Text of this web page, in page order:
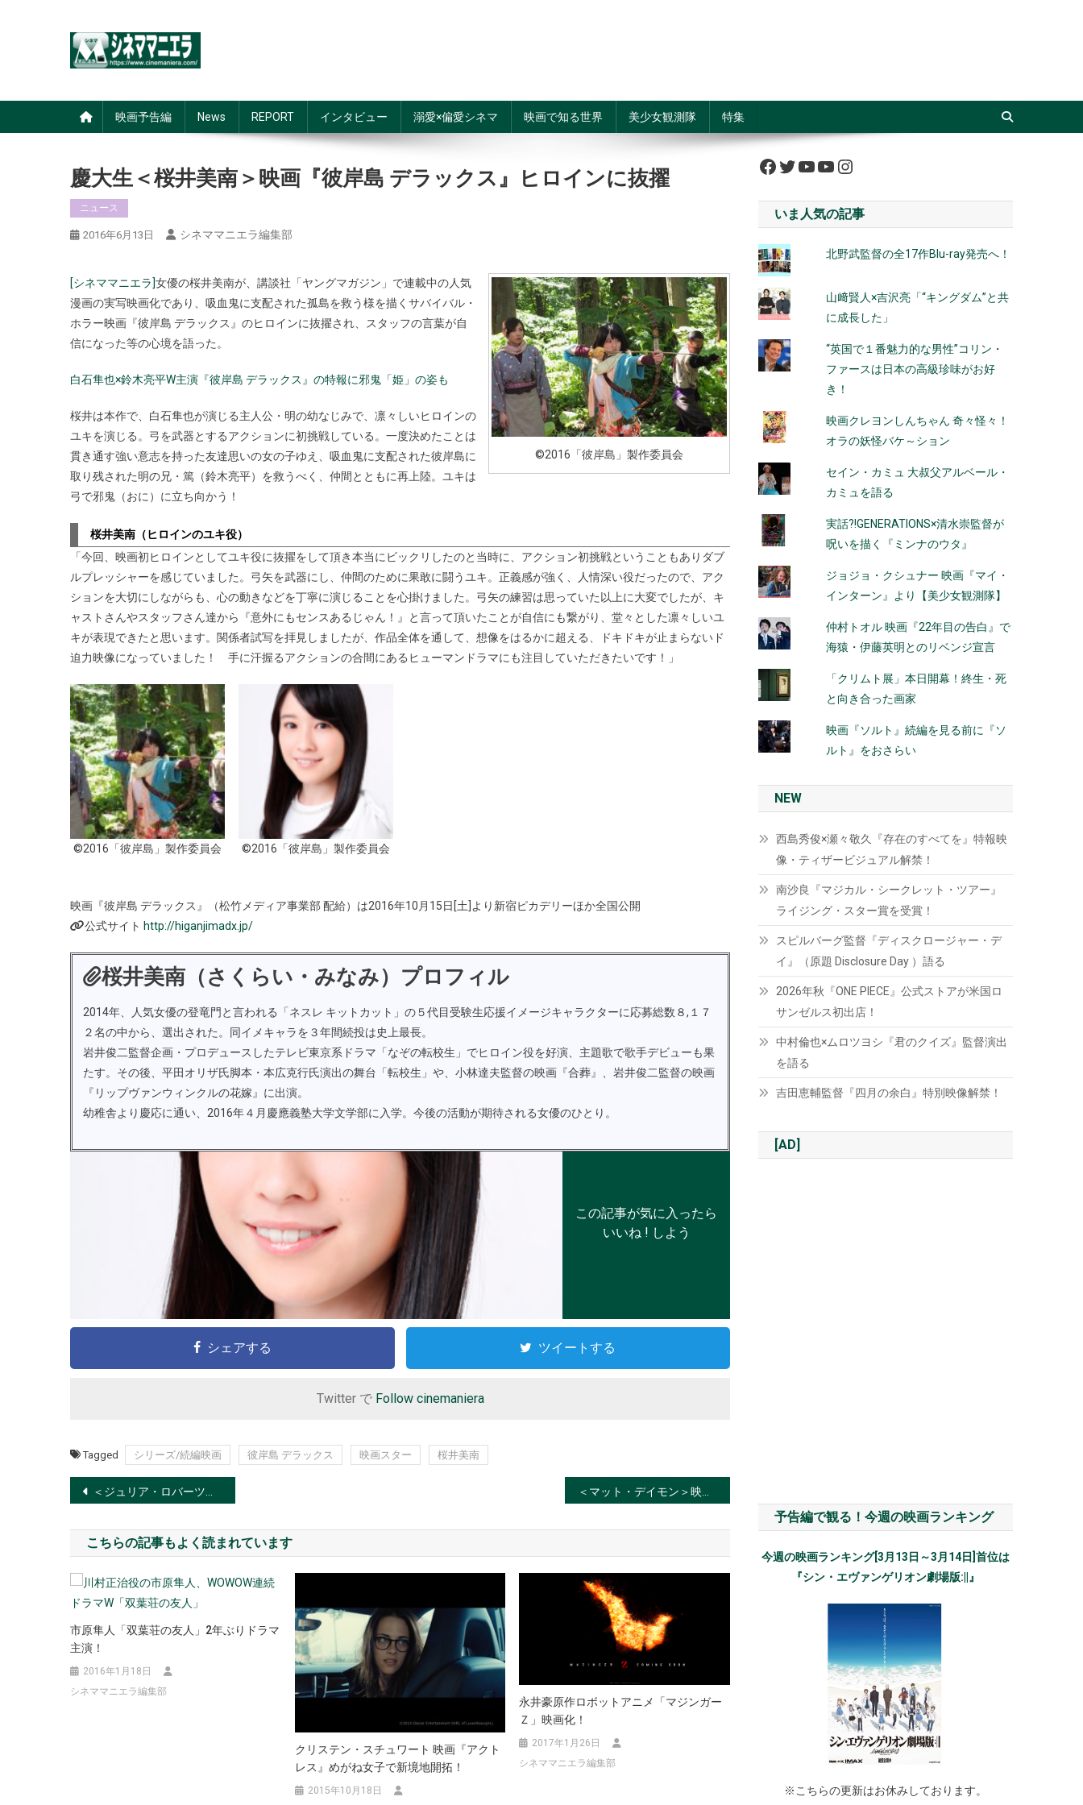
映画予告編 News REPORT インタビュー 溺愛×偏愛シネマ 映画で知る世界 美少女観測隊 特集
慶大生＜桜井美南＞映画『彼岸島 デラックス』ヒロインに抜擢
ニュース
2016年6月13日 シネママニエラ編集部
©2016「彼岸島」製作委員会
[シネママニエラ]女優の桜井美南が、講談社「ヤングマガジン」で連載中の人気
漫画の実写映画化であり、吸血鬼に支配された孤島を救う様を描くサバイバル・
ホラー映画『彼岸島 デラックス』のヒロインに抜擢され、スタッフの言葉が自
信になった等の心境を語った。
白石隼也×鈴木亮平W主演『彼岸島 デラックス』の特報に邪鬼「姫」の姿も
桜井は本作で、白石隼也が演じる主人公・明の幼なじみで、凛々しいヒロインの
ユキを演じる。弓を武器とするアクションに初挑戦している。一度決めたことは
貫き通す強い意志を持った友達思いの女の子ゆえ、吸血鬼に支配された彼岸島に
取り残された明の兄・篤（鈴木亮平）を救うべく、仲間とともに再上陸。ユキは
弓で邪鬼（おに）に立ち向かう！
桜井美南（ヒロインのユキ役）
「今回、映画初ヒロインとしてユキ役に抜擢をして頂き本当にビックリしたのと当時に、アクション初挑戦ということもありダブ
ルプレッシャーを感じていました。弓矢を武器にし、仲間のために果敢に闘うユキ。正義感が強く、人情深い役だったので、アク
ションを大切にしながらも、心の動きなどを丁寧に演じることを心掛けました。弓矢の練習は思っていた以上に大変でしたが、キ
ャストさんやスタッフさん達から『意外にもセンスあるじゃん！』と言って頂いたことが自信にも繋がり、堂々とした凛々しいユ
キが表現できたと思います。関係者試写を拝見しましたが、作品全体を通して、想像をはるかに超える、ドキドキが止まらないド
迫力映像になっていました！ 手に汗握るアクションの合間にあるヒューマンドラマにも注目していただきたいです！」
©2016「彼岸島」製作委員会 ©2016「彼岸島」製作委員会
映画『彼岸島 デラックス』（松竹メディア事業部 配給）は2016年10月15日[土]より新宿ピカデリーほか全国公開
公式サイト http://higanjimadx.jp/
桜井美南（さくらい・みなみ）プロフィル
2014年、人気女優の登竜門と言われる「ネスレ キットカット」の５代目受験生応援イメージキャラクターに応募総数８,１７
２名の中から、選出された。同イメキャラを３年間続投は史上最長。
岩井俊二監督企画・プロデュースしたテレビ東京系ドラマ「なぞの転校生」でヒロイン役を好演、主題歌で歌手デビューも果
たす。その後、平田オリザ氏脚本・本広克行氏演出の舞台「転校生」や、小林達夫監督の映画『合葬』、岩井俊二監督の映画
『リップヴァンウィンクルの花嫁』に出演。
幼稚舎より慶応に通い、2016年４月慶應義塾大学文学部に入学。今後の活動が期待される女優のひとり。
この記事が気に入ったら
いいね ! しよう
シェアする ツイートする
Twitter で Follow cinemaniera
Tagged シリーズ/続編映画 彼岸島 デラックス 映画スター 桜井美南
投
稿
ナ
ビ
ゲ
ー
シ
＜ジュリア・ロバーツ＞「こんな不正があっていいはずがない」
こちらの記事もよく読まれています
市原隼人「双葉荘の友人」2年ぶりドラマ
主演！
2016年1月18日
シネママニエラ編集部
クリステン・スチュワート 映画『アクト
レス』めがね女子で新境地開拓！
2015年10月18日
永井豪原作ロボットアニメ「マジンガー
Ｚ」映画化！
2017年1月26日
シネママニエラ編集部
Facebook
Twitter
YouTube
YouTube
Instagram
いま人気の記事
北野武監督の全17作Blu-ray発売へ！
山﨑賢人×吉沢亮「“キングダム”と共
に成長した」
“英国で１番魅力的な男性”コリン・
ファースは日本の高級珍味がお好
き！
映画クレヨンしんちゃん 奇々怪々！
オラの妖怪バケ～ション
セイン・カミュ 大叔父アルベール・
カミュを語る
実話?!GENERATIONS×清水崇監督が
呪いを描く『ミンナのウタ』
ジョジョ・クシュナー 映画『マイ・
インターン』より【美少女観測隊】
仲村トオル 映画『22年目の告白』で
海猿・伊藤英明とのリベンジ宣言
「クリムト展」本日開幕！終生・死
と向き合った画家
映画『ソルト』続編を見る前に『ソ
ルト』をおさらい
NEW
西島秀俊×瀬々敬久『存在のすべてを』特報映
像・ティザービジュアル解禁！
南沙良『マジカル・シークレット・ツアー』
ライジング・スター賞を受賞！
スピルバーグ監督『ディスクロージャー・デ
イ』（原題 Disclosure Day ）語る
2026年秋『ONE PIECE』公式ストアが米国ロ
サンゼルス初出店！
中村倫也×ムロツヨシ『君のクイズ』監督演出
を語る
吉田恵輔監督『四月の余白』特別映像解禁！
[AD]
予告編で観る！今週の映画ランキング
今週の映画ランキング[3月13日～3月14日]首位は
『シン・エヴァンゲリオン劇場版:||』
※こちらの更新はお休みしております。